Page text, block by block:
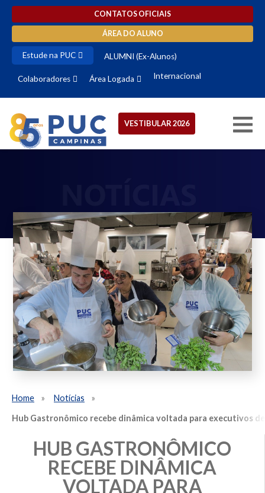
CONTATOS OFICIAIS
ÁREA DO ALUNO
Estude na PUC ALUMNI (Ex-Alunos)
Colaboradores Área Logada Internacional
VESTIBULAR 2026
Home
Notícias
Hub Gastronômico recebe dinâmica voltada para executivos
HUB GASTRONÔMICO
RECEBE DINÂMICA
VOLTADA PARA